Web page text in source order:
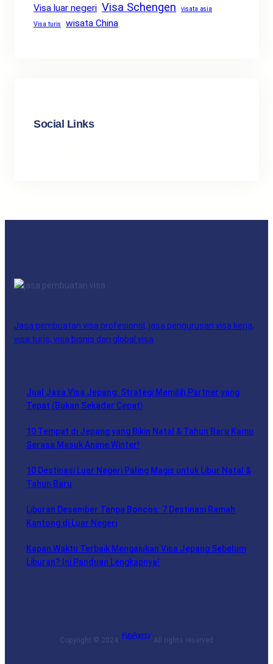
Visa luar negeri Visa Schengen
visata asia
Visa turis
wisata China
Social Links
Jasa pembuatan visa profesionsl, jasa pengurusan visa kerja,
visa turis, visa bisnis dan global visa
Jual Jasa Visa Jepang: Strategi Memilih Partner yang
Tepat (Bukan Sekadar Cepat)
10 Tempat di Jepang yang Bikin Natal & Tahun Baru Kamu
Serasa Masuk Anime Winter!
10 Destinasi Luar Negeri Paling Magis untuk Libur Natal &
Tahun Baru
Liburan Desember Tanpa Boncos: 7 Destinasi Ramah
Kantong di Luar Negeri
Kapan Waktu Terbaik Mengajukan Visa Jepang Sebelum
Liburan? Ini Panduan Lengkapnya!
Copyright © 2024 ·
Kyra Agency
· All rights reserved